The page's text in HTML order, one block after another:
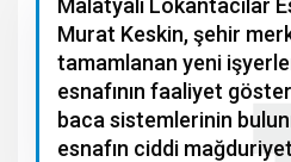
Murat Keskin, şehir
tamamlanan yeni
esnafının faaliyet
baca sistemlerinin
esnafın ciddi mağduriyet